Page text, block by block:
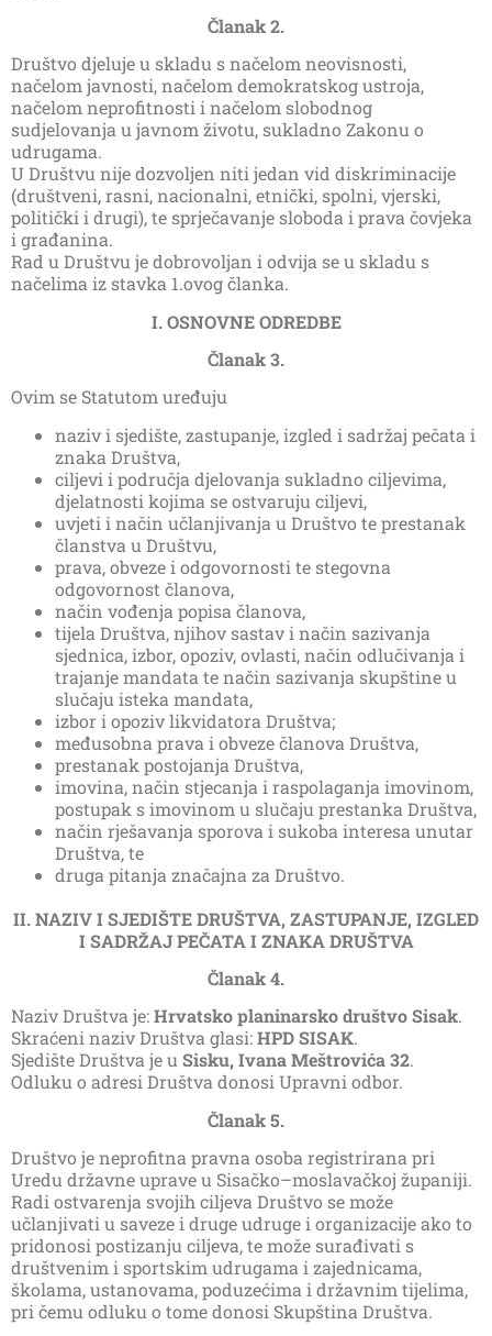
Članak 2.
Društvo djeluje u skladu s načelom neovisnosti,
načelom javnosti, načelom demokratskog ustroja,
načelom neprofitnosti i načelom slobodnog
sudjelovanja u javnom životu, sukladno Zakonu o
udrugama.
U Društvu nije dozvoljen niti jedan vid diskriminacije
(društveni, rasni, nacionalni, etnički, spolni, vjerski,
politički i drugi), te sprječavanje sloboda i prava čovjeka
i građanina.
Rad u Društvu je dobrovoljan i odvija se u skladu s
načelima iz stavka 1.ovog članka.
I. OSNOVNE ODREDBE
Članak 3.
Ovim se Statutom uređuju
naziv i sjedište, zastupanje, izgled i sadržaj pečata i
znaka Društva,
ciljevi i područja djelovanja sukladno ciljevima,
djelatnosti kojima se ostvaruju ciljevi,
uvjeti i način učlanjivanja u Društvo te prestanak
članstva u Društvu,
prava, obveze i odgovornosti te stegovna
odgovornost članova,
način vođenja popisa članova,
tijela Društva, njihov sastav i način sazivanja
sjednica, izbor, opoziv, ovlasti, način odlučivanja i
trajanje mandata te način sazivanja skupštine u
slučaju isteka mandata,
izbor i opoziv likvidatora Društva;
međusobna prava i obveze članova Društva,
prestanak postojanja Društva,
imovina, način stjecanja i raspolaganja imovinom,
postupak s imovinom u slučaju prestanka Društva,
način rješavanja sporova i sukoba interesa unutar
Društva, te
druga pitanja značajna za Društvo.
II. NAZIV I SJEDIŠTE DRUŠTVA, ZASTUPANJE, IZGLED
I SADRŽAJ PEČATA I ZNAKA DRUŠTVA
Članak 4.
Naziv Društva je:Hrvatsko planinarsko društvo Sisak.
Skraćeni naziv Društva glasi:HPD SISAK.
Sjedište Društva je uSisku, Ivana Meštrovića 32.
Odluku o adresi Društva donosi Upravni odbor.
Članak 5.
Društvo je neprofitna pravna osoba registrirana pri
Uredu državne uprave u Sisačko–moslavačkoj županiji.
Radi ostvarenja svojih ciljeva Društvo se može
učlanjivati u saveze i druge udruge i organizacije ako to
pridonosi postizanju ciljeva, te može surađivati s
društvenim i sportskim udrugama i zajednicama,
školama, ustanovama, poduzećima i državnim tijelima,
pri čemu odluku o tome donosi Skupština Društva.